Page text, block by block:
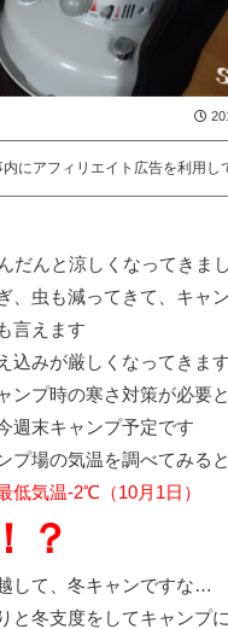
内にアフィリエイト広告を利用し
だんと涼しくなってきま
、虫も減ってきて、キャ
言えます
込みが厳しくなってきま
ンプ時の寒さ対策が必要
週末キャンプ予定です
プ場の気温を調べてみる
低気温-2℃（10月1日）
？
して、冬キャンですな…
と冬支度をしてキャンプ